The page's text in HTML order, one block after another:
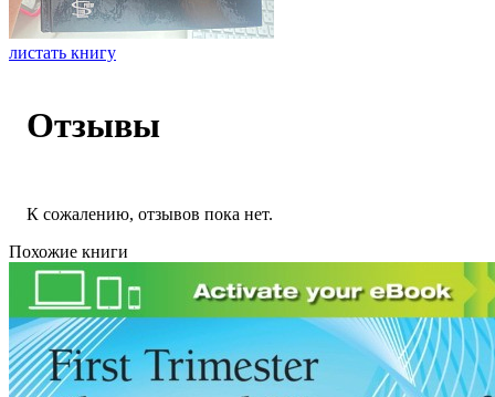
листать книгу
Отзывы
К сожалению, отзывов пока нет.
Похожие книги